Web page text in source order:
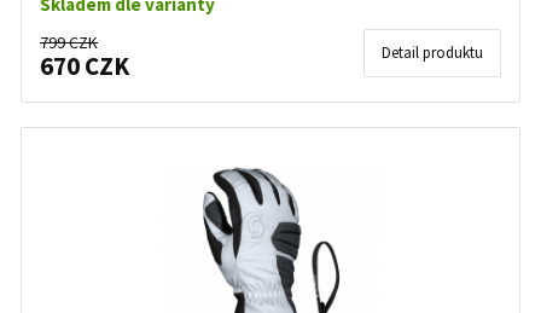
799 CZK
670 CZK Detail produktu